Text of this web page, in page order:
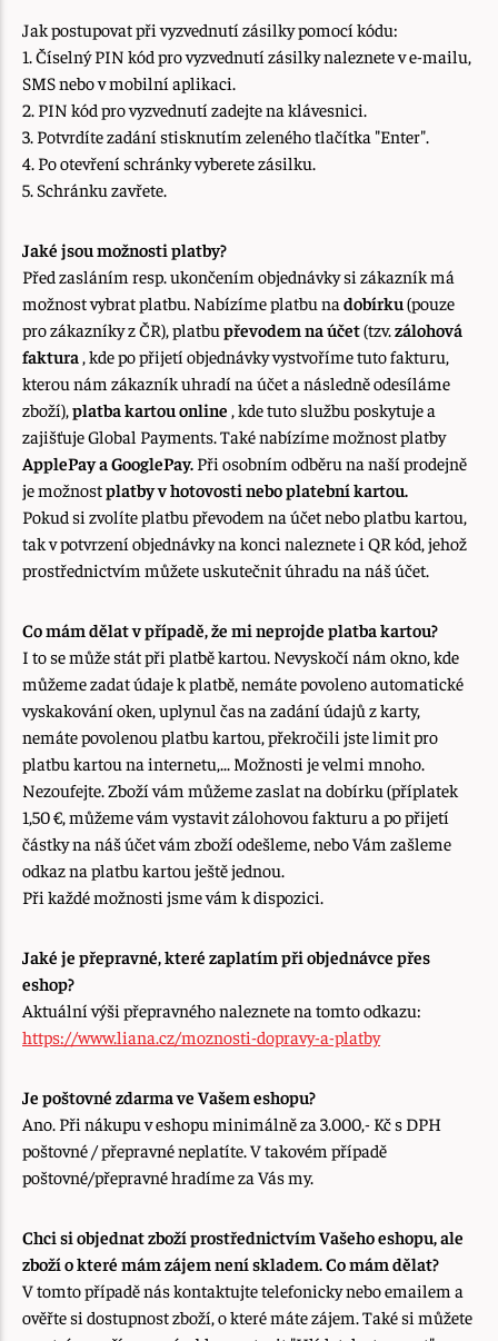
Jak postupovat při vyzvednutí zásilky pomocí kódu:
1. Číselný PIN kód pro vyzvednutí zásilky naleznete v e-mailu,
SMS nebo v mobilní aplikaci.
2. PIN kód pro vyzvednutí zadejte na klávesnici.
3. Potvrdíte zadání stisknutím zeleného tlačítka "Enter".
4. Po otevření schránky vyberete zásilku.
5. Schránku zavřete.
Jaké jsou možnosti platby?
Před zasláním resp. ukončením objednávky si zákazník má
možnost vybrat platbu. Nabízíme platbu na dobírku(pouze
pro zákazníky z ČR), platbu převodem na účet(tzv.zálohová
faktura , kde po přijetí objednávky vystvoříme tuto fakturu,
kterou nám zákazník uhradí na účet a následně odesíláme
zboží),platba kartou online , kde tuto službu poskytuje a
zajišťuje Global Payments. Také nabízíme možnost platby
ApplePay a GooglePay. Při osobním odběru na naší prodejně
je možnostplatby v hotovosti nebo platební kartou.
Pokud si zvolíte platbu převodem na účet nebo platbu kartou,
tak v potvrzení objednávky na konci naleznete i QR kód, jehož
prostřednictvím můžete uskutečnit úhradu na náš účet.
Co mám dělat v případě, že mi neprojde platba kartou?
I to se může stát při platbě kartou. Nevyskočí nám okno, kde
můžeme zadat údaje k platbě, nemáte povoleno automatické
vyskakování oken, uplynul čas na zadání údajů z karty,
nemáte povolenou platbu kartou, překročili jste limit pro
platbu kartou na internetu,... Možnosti je velmi mnoho.
Nezoufejte. Zboží vám můžeme zaslat na dobírku (příplatek
1,50 €, můžeme vám vystavit zálohovou fakturu a po přijetí
částky na náš účet vám zboží odešleme, nebo Vám zašleme
odkaz na platbu kartou ještě jednou.
Při každé možnosti jsme vám k dispozici.
Jaké je přepravné, které zaplatím při objednávce přes
eshop?
Aktuální výši přepravného naleznete na tomto odkazu:
https://www.liana.cz/moznosti-dopravy-a-platby
Je poštovné zdarma ve Vašem eshopu?
Ano. Při nákupu v eshopu minimálně za 3.000,- Kč s DPH
poštovné / přepravné neplatíte. V takovém případě
poštovné/přepravné hradíme za Vás my.
Chci si objednat zboží prostřednictvím Vašeho eshopu, ale
zboží o které mám zájem není skladem. Co mám dělat?
V tomto případě nás kontaktujte telefonicky nebo emailem a
ověřte si dostupnost zboží, o které máte zájem. Také si můžete